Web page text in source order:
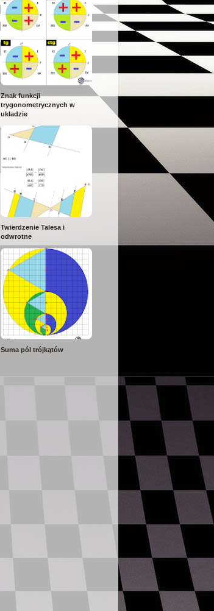
Znak funkcji
trygonometrycznych w
układzie
Twierdzenie Talesa i
odwrotne
Suma pól trójkątów